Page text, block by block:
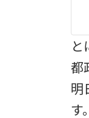
と
都
明
す。